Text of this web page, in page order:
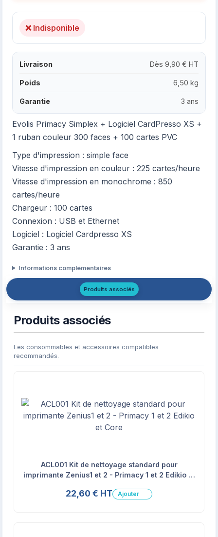
❌ Indisponible
Livraison Dès 9,90 € HT
Poids 6,50 kg
Garantie 3 ans
Evolis Primacy Simplex + Logiciel CardPresso XS +
1 ruban couleur 300 faces + 100 cartes PVC
Type d'impression : simple face
Vitesse d'impression en couleur : 225 cartes/heure
Vitesse d'impression en monochrome : 850
cartes/heure
Chargeur : 100 cartes
Connexion : USB et Ethernet
Logiciel : Logiciel Cardpresso XS
Garantie : 3 ans
Informations complémentaires
Produits associés
Produits associés
Les consommables et accessoires compatibles
recommandés.
ACL001 Kit de nettoyage standard pour
imprimante Zenius1 et 2 - Primacy 1 et 2 Edikio et
22,60 € HT Ajouter